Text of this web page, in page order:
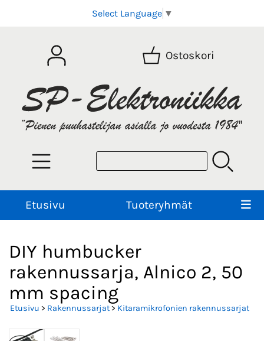
Select Language ▼
Ostoskori
Etusivu Tuoteryhmät
DIY humbucker
rakennussarja, Alnico 2, 50
mm spacing
Etusivu > Rakennussarjat> Kitaramikrofonien rakennussarjat